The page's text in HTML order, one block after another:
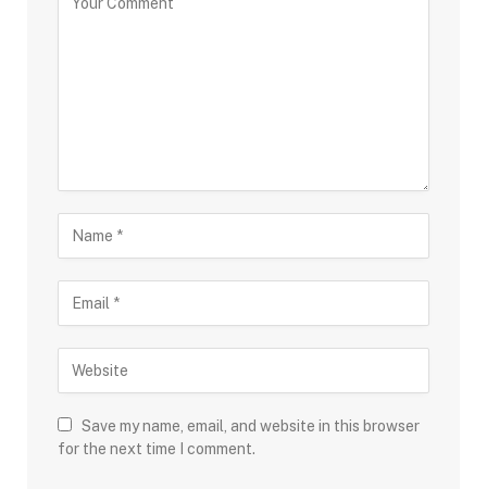
Save my name, email, and website in this browser
for the next time I comment.